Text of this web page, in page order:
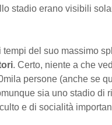
stadio erano visibili
del suo massimo
. Certo, niente a che
persone (anche se
sia uno stadio di
e di socialità